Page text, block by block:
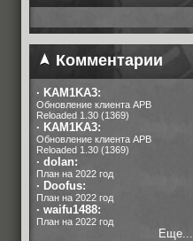
Комментарии
· KAM1KA3:
Обновление клиента APB
Reloaded 1.30 (1369)
· KAM1KA3:
Обновление клиента APB
Reloaded 1.30 (1369)
· dolan:
План на 2022 год
· Doofus:
План на 2022 год
· waifu1488:
План на 2022 год
Еще...